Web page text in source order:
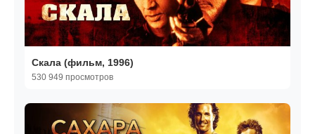
Скала (фильм, 1996)
530 949 просмотров